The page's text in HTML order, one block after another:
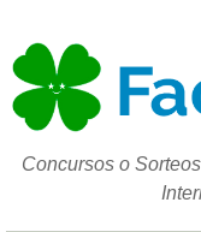
Concursos o